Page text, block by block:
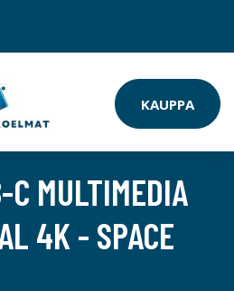
KAUPPA
C MULTIMEDIA
4K - SPACE